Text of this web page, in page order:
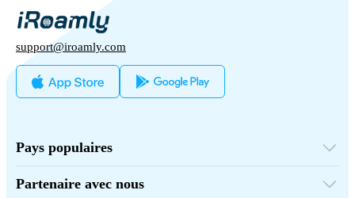
support@iroamly.com
Pays populaires
Turquie
Partenaire avec nous